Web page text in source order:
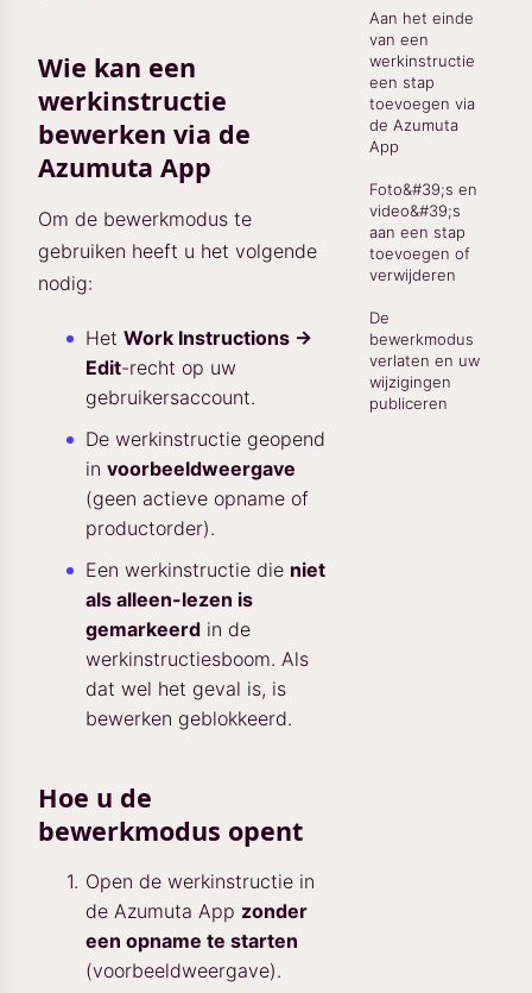
Wie kan een
werkinstructie
bewerken via de
Azumuta App
Om de bewerkmodus te
gebruiken heeft u het volgende
nodig:
Het Work Instructions →
Edit-recht op uw
gebruikersaccount.
De werkinstructie geopend
in voorbeeldweergave
(geen actieve opname of
productorder).
Een werkinstructie die niet
als alleen-lezen is
gemarkeerd in de
werkinstructiesboom. Als
dat wel het geval is, is
bewerken geblokkeerd.
Hoe u de
bewerkmodus opent
Open de werkinstructie in
de Azumuta App zonder
een opname te starten
(voorbeeldweergave).
Aan het einde
van een
werkinstructie
een stap
toevoegen via
de Azumuta
App
Foto&#39;s en
video&#39;s
aan een stap
toevoegen of
verwijderen
De
bewerkmodus
verlaten en uw
wijzigingen
publiceren